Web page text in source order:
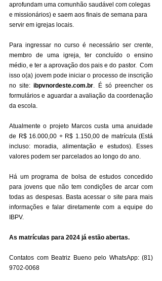
aprofundam uma comunhão saudável com colegas
e missionários) e saem aos finais de semana para
servir em igrejas locais.
Para ingressar no curso é necessário ser crente,
membro de uma igreja, ter concluído o ensino
médio, e ter a aprovação dos pais e do pastor.  Com
isso o(a) jovem pode iniciar o processo de inscrição
no site: ibpvnordeste.com.br. É só preencher os
formulários e aguardar a avaliação da coordenação
da escola.
Atualmente o projeto Marcos custa uma anuidade
de R$ 16.000,00 + R$ 1.150,00 de matrícula (Está
incluso: moradia, alimentação e estudos). Esses
valores podem ser parcelados ao longo do ano.
Há um programa de bolsa de estudos concedido
para jovens que não tem condições de arcar com
todas as despesas. Basta acessar o site para mais
informações e falar diretamente com a equipe do
IBPV.
As matrículas para 2024 já estão abertas.
Contatos com Beatriz Bueno pelo WhatsApp: (81)
9702-0068